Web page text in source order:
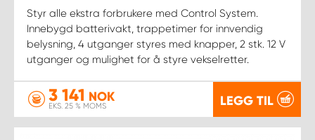
Styr alle ekstra forbrukere med Control System.
Innebygd batterivakt, trappetimer for innvendig
belysning, 4 utganger styres med knapper, 2 stk. 12 V
utganger og mulighet for å styre vekselretter.
3 141 NOK
EKS. 25 % MOMS LEGG TIL